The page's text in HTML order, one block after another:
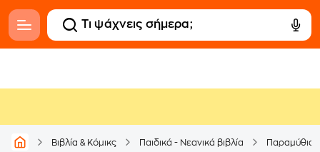
Βιβλία & Κόμικς Παιδικά - Νεανικά βιβλία Παραμύθια